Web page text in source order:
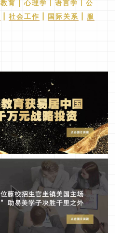
教育 心理学 语言学
公
社会工作 国际关系
服